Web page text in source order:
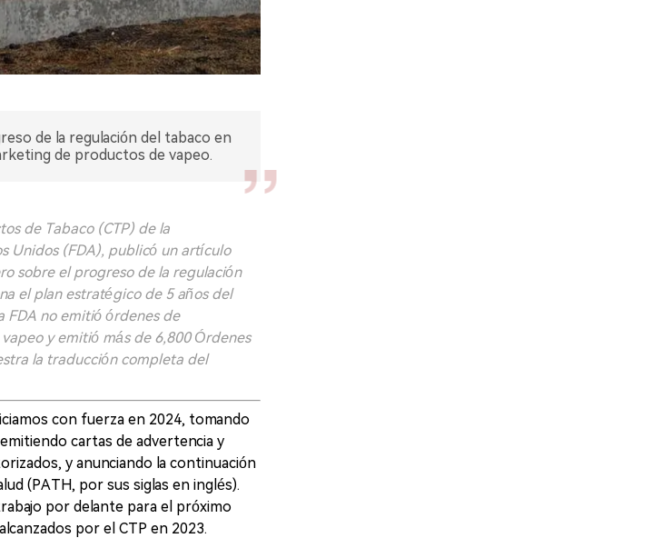
de la regulación del tabaco en
de productos de vapeo.
de Tabaco (CTP) de la
Unidos (FDA), publicó un artículo
sobre el progreso de la regulación
el plan estratégico de 5 años del
FDA no emitió órdenes de
y emitió más de 6,800 Órdenes
la traducción completa del
con fuerza en 2024, tomando
cartas de advertencia y
y anunciando la continuación
(PATH, por sus siglas en inglés).
por delante para el próximo
por el CTP en 2023.